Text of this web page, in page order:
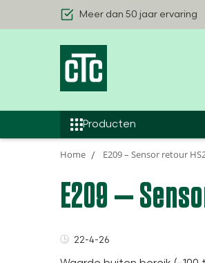
Meer dan 50 jaar ervaring
Producten
Lucht/
Binnenhuis modules
Smart Control
Home E209 – Sensor retour
E209 –
22-4-26